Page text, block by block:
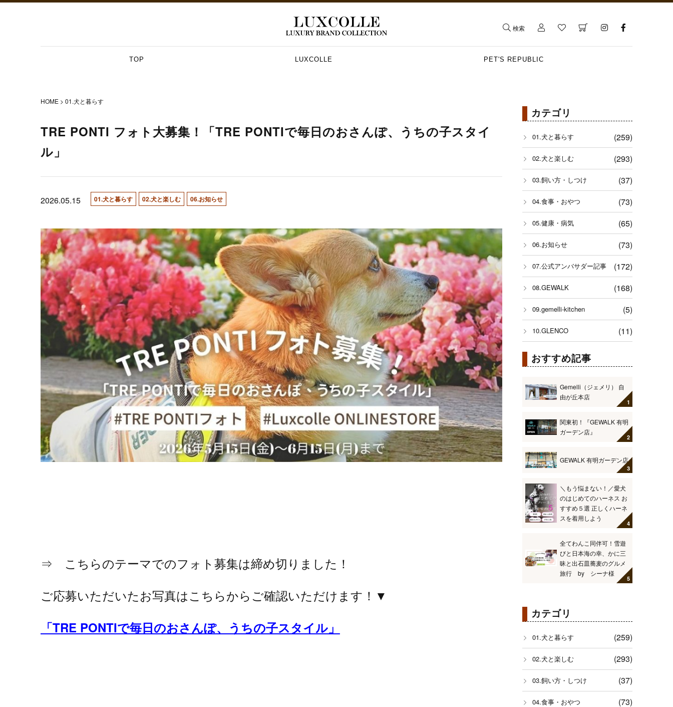
検索
TOP LUXCOLLE PET'S REPUBLIC
HOME 01.犬と暮らす
TRE PONTI フォト大募集！「TRE PONTIで毎日のおさんぽ、うちの子スタイ
ル」
2026.05.15 01.犬と暮らす 02.犬と楽しむ 06.お知らせ
⇒ こちらのテーマでのフォト募集は締め切りました！
ご応募いただいたお写真はこちらからご確認いただけます！▼
「TRE PONTIで毎日のおさんぽ、うちの子スタイル」
カテゴリ
01.犬と暮らす (259)
02.犬と楽しむ (293)
03.飼い方・しつけ (37)
04.食事・おやつ (73)
05.健康・病気 (65)
06.お知らせ (73)
07.公式アンバサダー記事 (172)
08.GEWALK (168)
09.gemelli-kitchen (5)
10.GLENCO (11)
おすすめ記事
Gemelli（ジェメリ） 自
由が丘本店
関東初！『GEWALK 有明
ガーデン店』
GEWALK 有明ガーデン店
＼もう悩まない！／愛犬
のはじめてのハーネス お
すすめ５選 正しくハーネ
スを着用しよう
全てわんこ同伴可！雪遊
びと日本海の幸、かに三
昧と出石皿蕎麦のグルメ
旅行 by シーナ様
カテゴリ
01.犬と暮らす (259)
02.犬と楽しむ (293)
03.飼い方・しつけ (37)
04.食事・おやつ (73)